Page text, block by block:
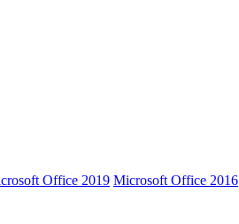
Office 2019 Microsoft Office 2016